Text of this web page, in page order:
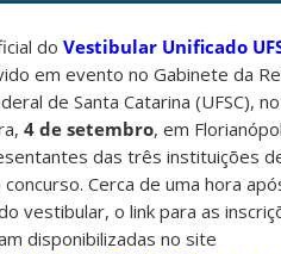
do Vestibular Unificado
em evento no Gabinete da
de Santa Catarina (UFSC),
4 de setembro, em
das três instituições
Cerca de uma hora
vestibular, o link para as
disponibilizadas no site